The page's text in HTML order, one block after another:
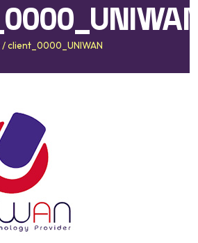
/client_0000_UNIWAN